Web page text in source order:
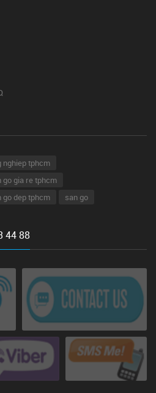
nghiep tphcm
go gia re tphcm
go dep tphcm san go
44 88